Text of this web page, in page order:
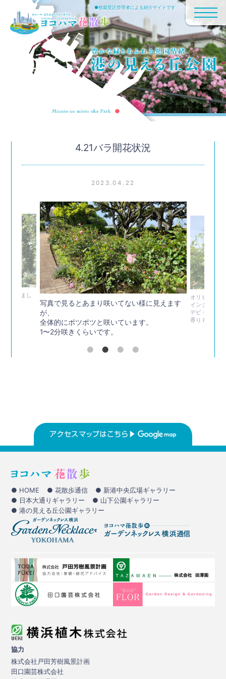
●植栽受託管理者による紹介サイトです
4.21バラ開花状況
2023.04.22
き出しまし
写真で見るとあまり咲いてない様に見えます
が、
全体的にポツポツと咲いています。
1〜2分咲きくらいです。
オリビア・ロ
イングリッシ
デビットオー
香りも良いで
● HOME ● 花散歩通信
● 新港中央広場ギャラリー
● 日本大通りギャラリー
● 山下公園ギャラリー
● 港の見える丘公園ギャラリー
協力
株式会社戸田芳樹風景計画
田口園芸株式会社